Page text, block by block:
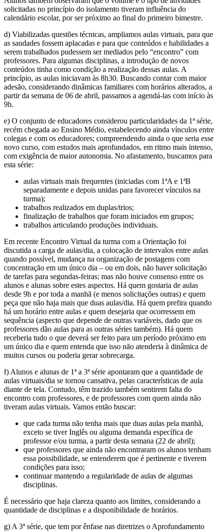
solicitadas no princípio do isolamento tiveram influência do
calendário escolar, por ser próximo ao final do primeiro bimestre.
d) Viabilizadas questões técnicas, ampliamos aulas virtuais, para que
as saudades fossem aplacadas e para que conteúdos e habilidades a
serem trabalhados pudessem ser mediados pelo “encontro” com
professores. Para algumas disciplinas, a introdução de novos
conteúdos tinha como condição a realização dessas aulas. A
princípio, as aulas iniciavam às 8h30. Buscando contar com maior
adesão, considerando dinâmicas familiares com horários alterados, a
partir da semana de 06 de abril, passamos a agendá-las com início às
9h.
e) O conjunto de educadores considerou particularidades da 1ª série,
recém chegada ao Ensino Médio, estabelecendo ainda vínculos entre
colegas e com os educadores; compreendendo ainda o que seria esse
novo curso, com estudos mais aprofundados, em ritmo mais intenso,
com exigência de maior autonomia. No afastamento, buscamos para
esta série:
aulas virtuais mais frequentes (iniciadas com 1ªA e 1ªB
separadamente e depois unidas para favorecer vínculos na
turma);
trabalhos realizados em duplas/trios;
finalização de trabalhos que foram iniciados em grupos;
trabalhos articulando produções individuais.
Em recente Encontro Virtual da turma com a Orientação foi
discutida a carga de aulas/dia, a colocação de intervalos entre aulas
quando possível, mudança na organização de postagens com
concentração em um único dia – ou em dois, não haver solicitação
de tarefas para segundas-feiras; mas não houve consenso entre os
alunos e alunas sobre estes aspectos. Há quem gostaria de aulas
desde 9h e por toda a manhã (e menos solicitações outras) e quem
peça que não haja mais que duas aulas/dia. Há quem prefira quando
há um horário entre aulas e quem desejaria que ocorressem em
sequência (aspecto que depende de outras variáveis, dado que os
professores dão aulas para as outras séries também). Há quem
receberia tudo o que deverá ser feito para um período próximo em
um único dia e quem entenda que isso não atenderia à dinâmica de
muitos cursos ou poderia gerar sobrecarga.
f) Alunos e alunas de 1ª a 3ª série apontaram que a quantidade de
aulas virtuais/dia se tornou cansativa, pelas características de aula
diante de tela. Contudo, têm trazido também sentirem falta do
encontro com professores, e de professores com quem ainda não
tiveram aulas virtuais. Vamos então buscar:
que cada turma não tenha mais que duas aulas pela manhã,
exceto se tiver Inglês ou alguma demanda específica de
professor e/ou turma, a partir desta semana (22 de abril);
que professores que ainda não encontraram os alunos tenham
essa possibilidade, se entenderem que é pertinente e tiverem
condições para isso;
continuar mantendo a regularidade de aulas de algumas
disciplinas.
É necessário que haja clareza quanto aos limites, considerando a
quantidade de disciplinas e a disponibilidade de horários.
g) A 3ª série, que tem por ênfase nas diretrizes o Aprofundamento